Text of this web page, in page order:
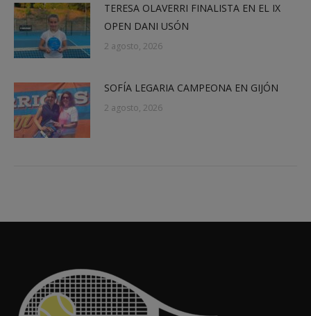
TERESA OLAVERRI FINALISTA EN EL IX
OPEN DANI USÓN
2 agosto, 2026
SOFÍA LEGARIA CAMPEONA EN GIJÓN
2 agosto, 2026